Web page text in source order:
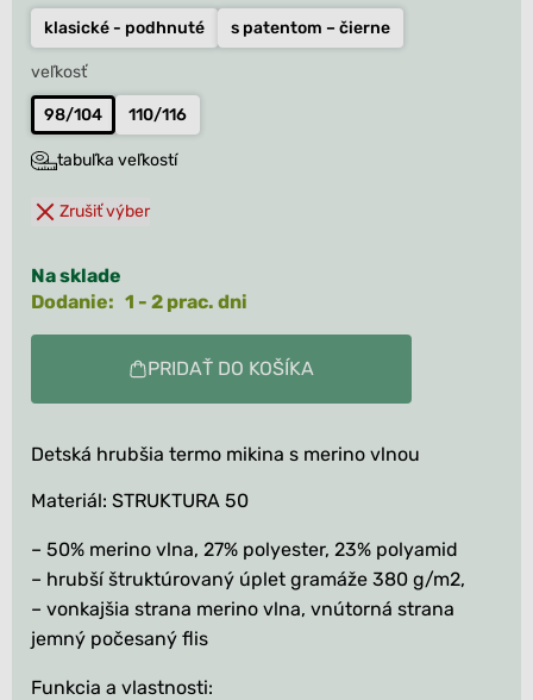
klasické - podhnuté s patentom – čierne
veľkosť
98/104 110/116
tabuľka veľkostí
Zrušiť výber
Na sklade
Dodanie: 1 - 2 prac. dni
PRIDAŤ DO KOŠÍKA
Detská hrubšia termo mikina s merino vlnou
Materiál: STRUKTURA 50
– 50% merino vlna, 27% polyester, 23% polyamid
– hrubší štruktúrovaný úplet gramáže 380 g/m2,
– vonkajšia strana merino vlna, vnútorná strana
jemný počesaný flis
Funkcia a vlastnosti: